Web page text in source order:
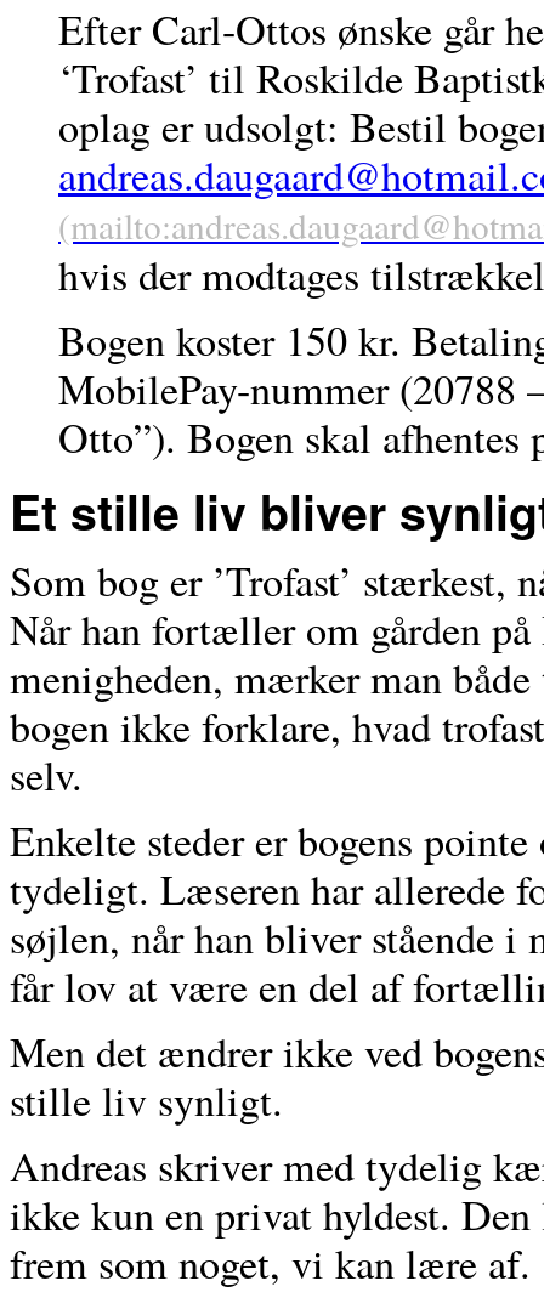
Efter Carl-Ottos ønske går
‘Trofast’ til Roskilde
oplag er udsolgt: Bestil
hvis der modtages
Bogen koster 150 kr.
MobilePay-nummer (20788
Otto”). Bogen skal
Et stille liv bliver
Som bog er ’Trofast’ stærkest,
Når han fortæller om gården
menigheden, mærker man
bogen ikke forklare, hvad
selv.
Enkelte steder er bogens
tydeligt. Læseren har allerede
søjlen, når han bliver stående i
får lov at være en del af
Men det ændrer ikke ved
stille liv synligt.
Andreas skriver med tydelig
ikke kun en privat hyldest.
frem som noget, vi kan lære af.